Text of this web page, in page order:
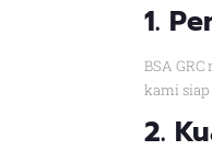
1.
BSA
kami siap
2.